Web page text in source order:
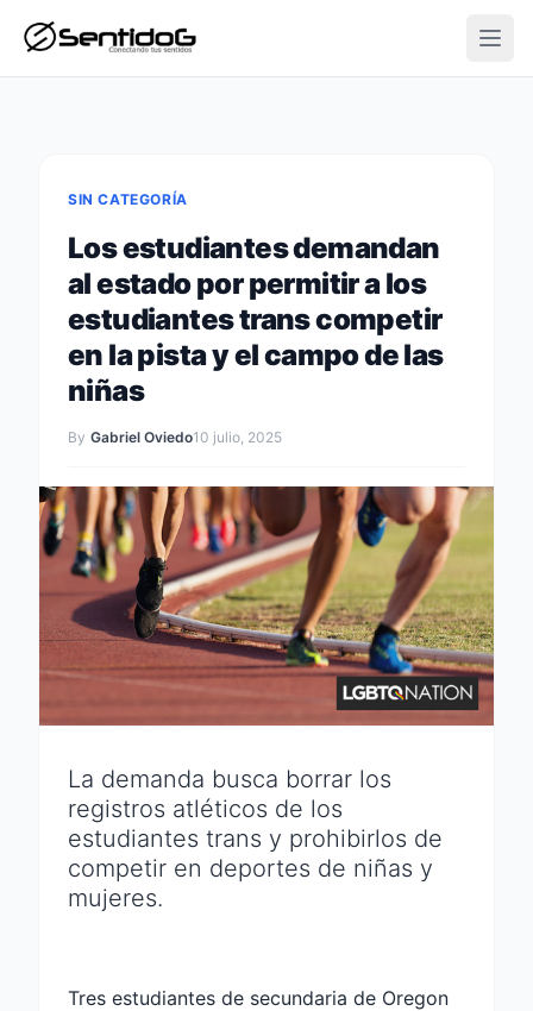
SIN CATEGORÍA
Los estudiantes demandan
al estado por permitir a los
estudiantes trans competir
en la pista y el campo de las
niñas
By Gabriel Oviedo10 julio, 2025
La demanda busca borrar los
registros atléticos de los
estudiantes trans y prohibirlos de
competir en deportes de niñas y
mujeres.
Tres estudiantes de secundaria de Oregon